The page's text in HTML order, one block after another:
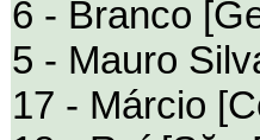
6 - Branco
5 - Mauro
17 - Márcio